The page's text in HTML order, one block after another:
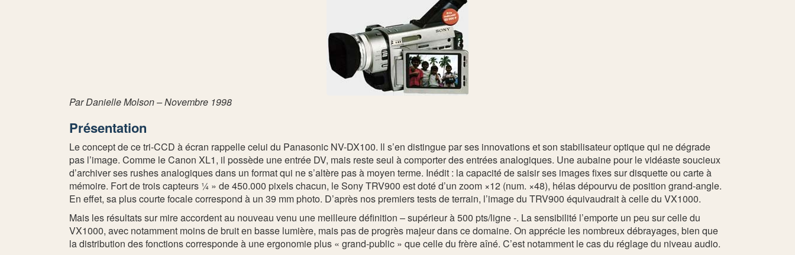
Par Danielle Molson – Novembre 1998
Présentation
Le concept de ce tri-CCD à écran rappelle celui du Panasonic NV-DX100. ll s’en distingue par ses innovations et son stabilisateur optique qui ne dégrade
pas l’image. Comme le Canon XL1, il possède une entrée DV, mais reste seul à comporter des entrées analogiques. Une aubaine pour le vidéaste soucieux
d’archiver ses rushes analogiques dans un format qui ne s’altère pas à moyen terme. Inédit : la capacité de saisir ses images fixes sur disquette ou carte à
mémoire. Fort de trois capteurs ¼ » de 450.000 pixels chacun, le Sony TRV900 est doté d’un zoom ×12 (num. ×48), hélas dépourvu de position grand-angle.
En effet, sa plus courte focale correspond à un 39 mm photo. D’après nos premiers tests de terrain, l’image du TRV900 équivaudrait à celle du VX1000.
Mais les résultats sur mire accordent au nouveau venu une meilleure définition – supérieur à 500 pts/ligne -. La sensibilité l’emporte un peu sur celle du
VX1000, avec notamment moins de bruit en basse lumière, mais pas de progrès majeur dans ce domaine. On apprécie les nombreux débrayages, bien que
la distribution des fonctions corresponde à une ergonomie plus « grand-public » que celle du frère aîné. C’est notamment le cas du réglage du niveau audio.